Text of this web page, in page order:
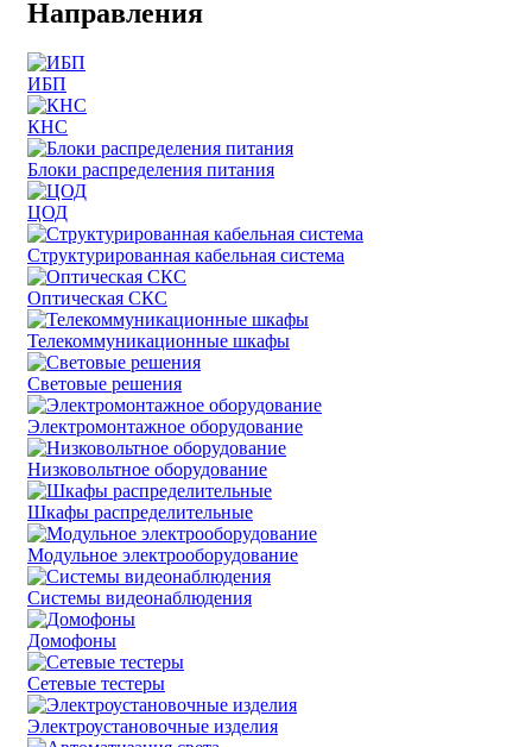
Направления
ИБП
КНС
Блоки распределения питания
ЦОД
Структурированная кабельная система
Оптическая СКС
Телекоммуникационные шкафы
Световые решения
Электромонтажное оборудование
Низковольтное оборудование
Шкафы распределительные
Модульное электрооборудование
Системы видеонаблюдения
Домофоны
Сетевые тестеры
Электроустановочные изделия